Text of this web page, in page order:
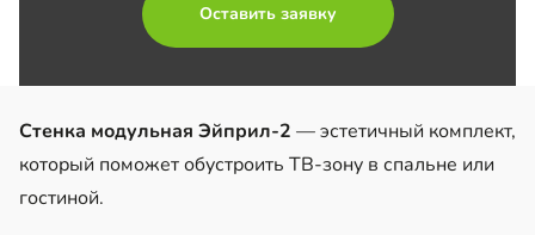
Оставить заявку
Стенка модульная Эйприл-2 — эстетичный комплект,
который поможет обустроить ТВ-зону в спальне или
гостиной.